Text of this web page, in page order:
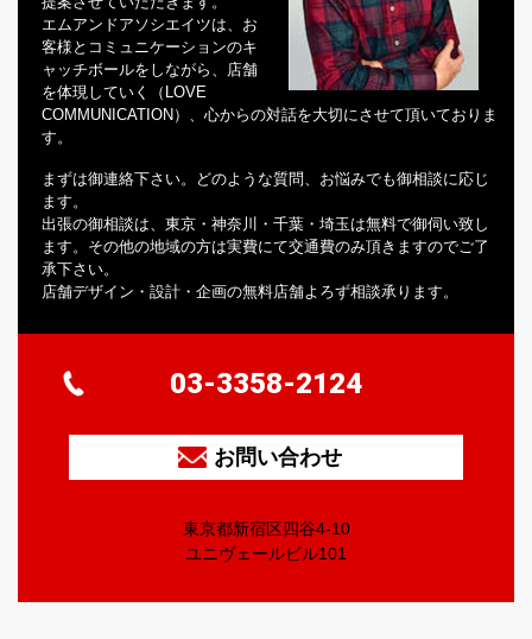
エムアンドアソシエイツは、お
客様とコミュニケーションのキ
ャッチボールをしながら、店舗
を体現していく（LOVE
COMMUNICATION）、心からの対話を大切にさせて頂いておりま
す。
まずは御連絡下さい。どのような質問、お悩みでも御相談に応じ
ます。
出張の御相談は、東京・神奈川・千葉・埼玉は無料で御伺い致し
ます。その他の地域の方は実費にて交通費のみ頂きますのでご了
承下さい。
店舗デザイン・設計・企画の無料店舗よろず相談承ります。
03-3358-2124
お問い合わせ
東京都新宿区四谷4-10
ユニヴェールビル101